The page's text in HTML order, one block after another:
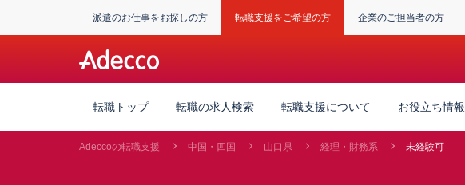
派遣のお仕事をお探しの方 転職支援をご希望の方 企業のご担当者の方
転職トップ 転職の求人検索 転職支援について お役立ち情報
Adeccoの転職支援 中国・四国 山口県 経理・財務系 未経験可